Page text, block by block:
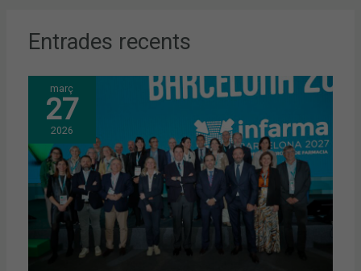
Entrades recents
març
27
2026